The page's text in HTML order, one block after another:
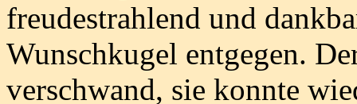
freudestrahlend und
Wunschkugel entgegen.
verschwand, sie konnte